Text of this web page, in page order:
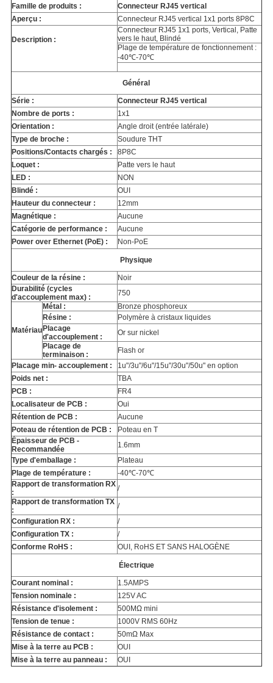
Famille de produits :
Connecteur RJ45 vertical
Aperçu :
Connecteur RJ45 vertical 1x1 ports 8P8C
Description :
Connecteur RJ45 1x1 ports, Vertical, Patte
vers le haut, Blindé
Plage de température de fonctionnement :
-40℃-70℃
Général
Série :
Connecteur RJ45 vertical
Nombre de ports :
1x1
Orientation :
Angle droit (entrée latérale)
Type de broche :
Soudure THT
Positions/Contacts chargés :
8P8C
Loquet :
Patte vers le haut
LED :
NON
Blindé :
OUI
Hauteur du connecteur :
12mm
Magnétique :
Aucune
Catégorie de performance :
Aucune
Power over Ethernet (PoE) :
Non-PoE
Physique
Couleur de la résine :
Noir
Durabilité (cycles
d'accouplement max) :
750
Matériau
Métal :
Bronze phosphoreux
Résine :
Polymère à cristaux liquides
Placage
d'accouplement :
Or sur nickel
Placage de
terminaison :
Flash or
Placage min- accouplement :
1u"/3u"/6u"/15u"/30u"/50u" en option
Poids net :
TBA
PCB :
FR4
Localisateur de PCB :
Oui
Rétention de PCB :
Aucune
Poteau de rétention de PCB :
Poteau en T
Épaisseur de PCB -
Recommandée
1.6mm
Type d'emballage :
Plateau
Plage de température :
-40℃-70℃
Rapport de transformation RX
:
/
Rapport de transformation TX
:
/
Configuration RX :
/
Configuration TX :
/
Conforme RoHS :
OUI, RoHS ET SANS HALOGÈNE
Électrique
Courant nominal :
1.5AMPS
Tension nominale :
125V AC
Résistance d'isolement :
500MΩ mini
Tension de tenue :
1000V RMS 60Hz
Résistance de contact :
50mΩ Max
Mise à la terre au PCB :
OUI
Mise à la terre au panneau :
OUI